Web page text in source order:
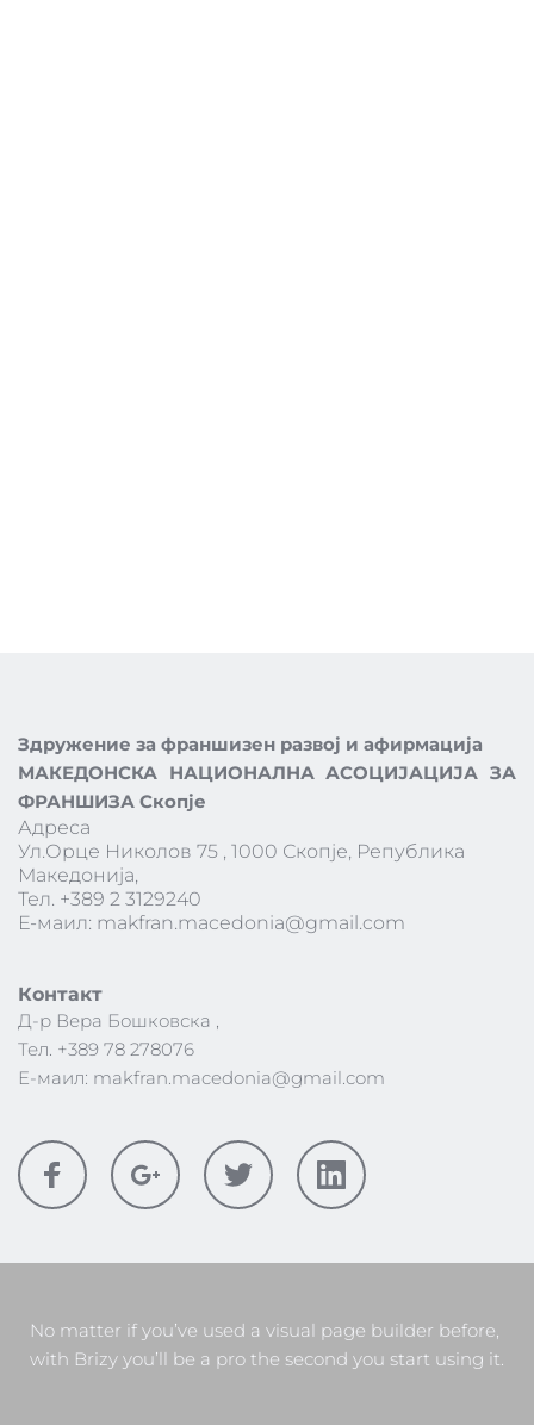
Здружение за франшизен развој и афирмација
МАКЕДОНСКА НАЦИОНАЛНА АСОЦИЈАЦИЈА ЗА
ФРАНШИЗА Скопје
Адреса
Ул.Орце Николов 75 , 1000 Скопје, Република
Македонија,
Тел. +389 2 3129240
Е-маил: makfran.macedonia@gmail.com
Контакт
Д-р Вера Бошковска ,
Тел. +389 78 278076
Е-маил: makfran.macedonia@gmail.com
No matter if you’ve used a visual page builder before,
with Brizy you’ll be a pro the second you start using it.